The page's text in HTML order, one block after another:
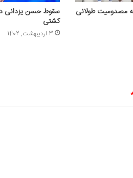
مصدومیت طولانی سقوط حسن یزدانی
کشتی
3 اردیبهشت, 1402